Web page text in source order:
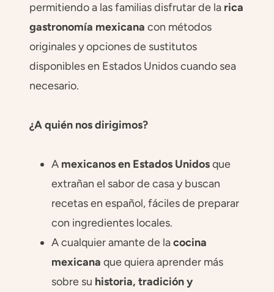
permitiendo a las familias disfrutar de la rica
gastronomía mexicana con métodos
originales y opciones de sustitutos
disponibles en Estados Unidos cuando sea
necesario.
¿A quién nos dirigimos?
A mexicanos en Estados Unidosque
extrañan el sabor de casa y buscan
recetas en español, fáciles de preparar
con ingredientes locales.
A cualquier amante de lacocina
mexicana que quiera aprender más
sobre su historia, tradición y